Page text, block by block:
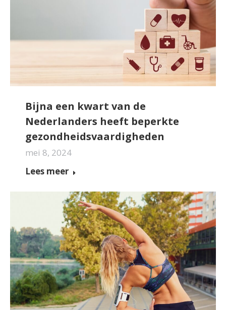
Bijna een kwart van de
Nederlanders heeft beperkte
gezondheidsvaardigheden
mei 8, 2024
Lees meer